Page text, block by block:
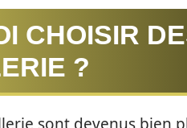
CHOISIR
?